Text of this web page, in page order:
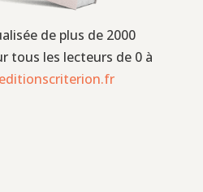
de plus de 2000
tous les lecteurs de 0 à
editionscriterion.fr